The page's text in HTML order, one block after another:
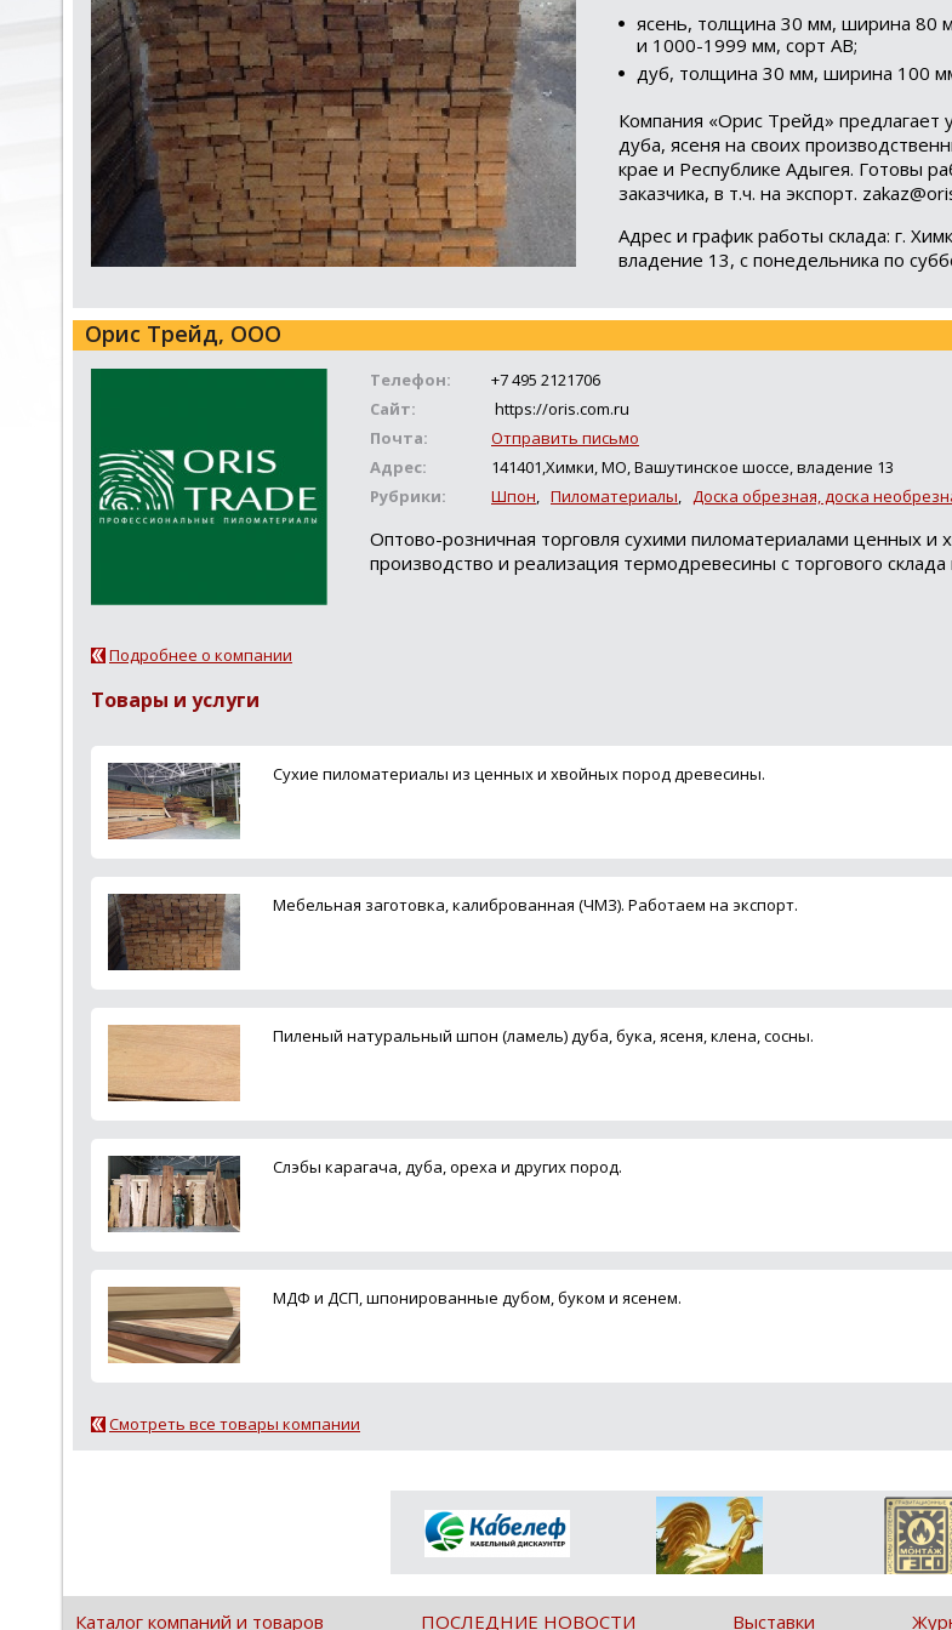
ясень, толщина 30 мм, ширина 80
и 1000-1999 мм, сорт АВ;
дуб, толщина 30 мм, ширина 100
Компания «Орис Трейд» предлагает
дуба, ясеня на своих
крае и Республике Адыгея. Готовы
заказчика, в т.ч. на экспорт.
Адрес и график работы склада: г.
владение 13, с понедельника по
Орис Трейд, ООО
Телефон:
+7 495 2121706
Сайт:
https://oris.com.ru
Почта:
Отправить письмо
Адрес:
141401,Химки, МО, Вашутинское шоссе, владение 13
Рубрики:
Шпон, Пиломатериалы, Доска обрезная, доска
Оптово-розничная торговля сухими пиломатериалами ценных и
производство и реализация термодревесины с торгового
Подробнее о компании
Товары и услуги
Сухие пиломатериалы из ценных и хвойных пород древесины.
Мебельная заготовка, калиброванная (ЧМЗ). Работаем на экспорт.
Пиленый натуральный шпон (ламель) дуба, бука, ясеня, клена, сосны.
Слэбы карагача, дуба, ореха и других пород.
МДФ и ДСП, шпонированные дубом, буком и ясенем.
Смотреть все товары компании
Каталог компаний и товаров ПОСЛЕДНИЕ НОВОСТИ Выставки